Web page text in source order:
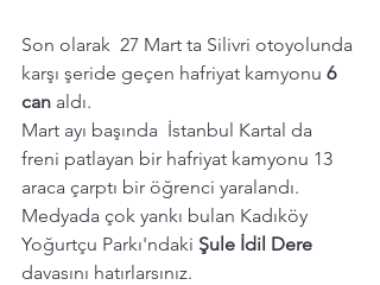
Son olarak  27 Mart ta Silivri otoyolunda
karşı şeride geçen hafriyat kamyonu 6
can aldı.
Mart ayı başında  İstanbul Kartal da
freni patlayan bir hafriyat kamyonu 13
araca çarptı bir öğrenci yaralandı.
Medyada çok yankı bulan Kadıköy
Yoğurtçu Parkı'ndaki Şule İdil Dere
davasını hatırlarsınız.